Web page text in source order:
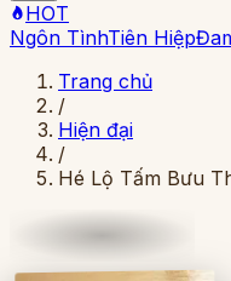
HOT
Ngôn TìnhTiên Hiệp
Trang chủ
/
Hiện đại
/
Hé Lộ Tấm Bưu